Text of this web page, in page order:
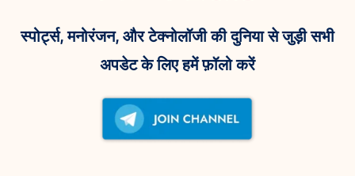
वेब
के
स्पोर्ट्स, मनोरंजन, और टेक्नोलॉजी की दुनिया से जुड़ी सभी
अपडेट के लिए हमें फ़ॉलो करें